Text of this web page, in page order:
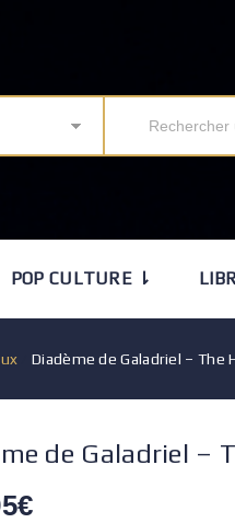
POP CULTURE ⇂
/Diadème de Galadriel – The
de Galadriel –
€